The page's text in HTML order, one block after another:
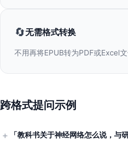
🔄无需格式转换
不用再将EPUB转为PDF或Excel
跨格式提问示例
「教科书关于神经网络怎么说，与